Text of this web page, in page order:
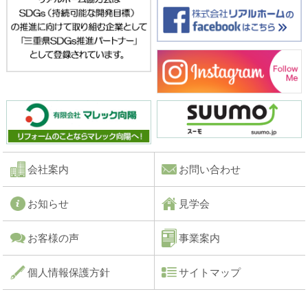
会社案内 お問い合わせ
お知らせ 見学会
お客様の声 事業案内
個人情報保護方針 サイトマップ